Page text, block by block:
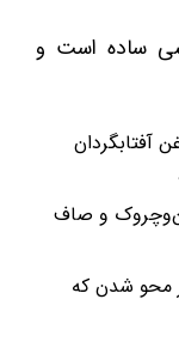
ساده است و
آفتابگردان
و صاف
محو شدن که